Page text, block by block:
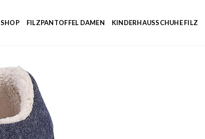
SHOP FILZPANTOFFEL DAMEN KINDERHAUSSCHUHE FILZ